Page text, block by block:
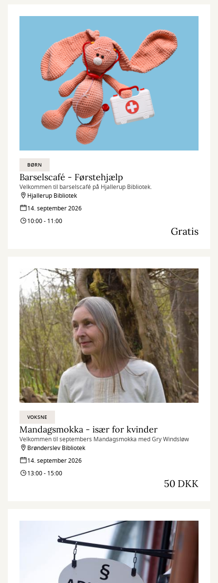
BØRN
Barselscafé - Førstehjælp
Velkommen til barselscafé på Hjallerup Bibliotek.
Hjallerup Bibliotek
14. september 2026
10:00 - 11:00
Gratis
VOKSNE
Mandagsmokka - især for kvinder
Velkommen til septembers Mandagsmokka med Gry Windsløw
Brønderslev Bibliotek
14. september 2026
13:00 - 15:00
50 DKK